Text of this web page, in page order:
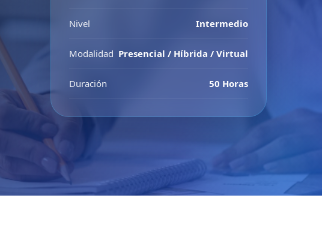
Nivel Intermedio
Modalidad Presencial / Híbrida / Virtual
Duración 50 Horas